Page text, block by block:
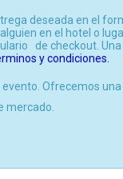
deseada en el
en el hotel o
de checkout. Una
y condiciones.
Ofrecemos
mercado.